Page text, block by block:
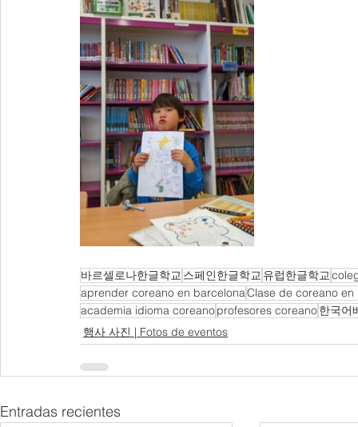
바르셀로나한글학교 스페인한글학교 유럽한글학교
aprender coreano en barcelonaClase de coreano
academia idioma coreanoprofesores coreano한국어
행사 사진 | Fotos de eventos
Entradas recientes